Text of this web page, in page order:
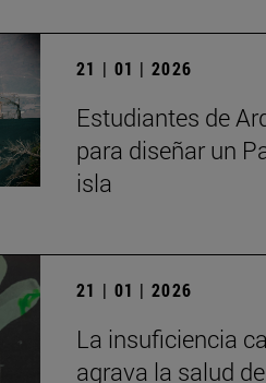
21 | 01 | 2026
Estudiantes de
para diseñar un
isla
21 | 01 | 2026
La insuficiencia
agrava la salud